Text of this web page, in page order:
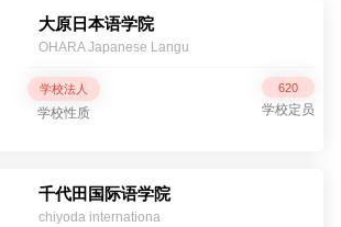
大原日本语学院
OHARA Japanese Langu
学校法人
学校性质
620
学校定员
千代田国际语学院
chiyoda internationa